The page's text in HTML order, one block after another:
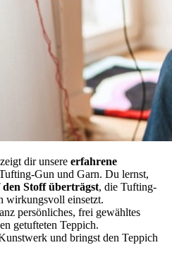
dir unsere erfahrene
Gun und Garn. Du lernst,
den Stoff überträgst, die Tufting-
wirkungsvoll einsetzt.
persönliches, frei gewähltes
getufteten Teppich.
und bringst den Teppich